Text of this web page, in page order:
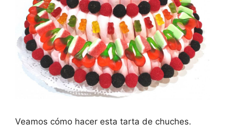
Veamos cómo hacer esta tarta de chuches.